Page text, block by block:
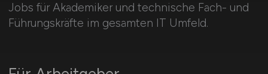
Jobs für Akademiker und technische Fach- und
Führungskräfte im gesamten IT Umfeld.